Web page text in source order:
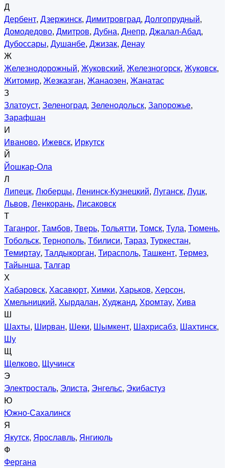
Д
Дербент, Дзержинск, Димитровград, Долгопрудный,
Домодедово, Дмитров, Дубна, Днепр, Джалал-Абад,
Дубоссары, Душанбе, Джизак, Денау
Ж
Железнодорожный, Жуковский, Железногорск, Жуковск,
Житомир, Жезказган, Жанаозен, Жанатас
З
Златоуст, Зеленоград, Зеленодольск, Запорожье,
Зарафшан
И
Иваново, Ижевск, Иркутск
Й
Йошкар-Ола
Л
Липецк, Люберцы, Ленинск-Кузнецкий, Луганск, Луцк,
Львов, Ленкорань, Лисаковск
Т
Таганрог, Тамбов, Тверь, Тольятти, Томск, Тула, Тюмень,
Тобольск, Тернополь, Тбилиси, Тараз, Туркестан,
Темиртау, Талдыкорган, Тирасполь, Ташкент, Термез,
Тайынша, Талгар
Х
Хабаровск, Хасавюрт, Химки, Харьков, Херсон,
Хмельницкий, Хырдалан, Худжанд, Хромтау, Хива
Ш
Шахты, Ширван, Шеки, Шымкент, Шахрисабз, Шахтинск,
Шу
Щ
Щелково, Щучинск
Э
Электросталь, Элиста, Энгельс, Экибастуз
Ю
Южно-Сахалинск
Я
Якутск, Ярославль, Янгиюль
Ф
Фергана